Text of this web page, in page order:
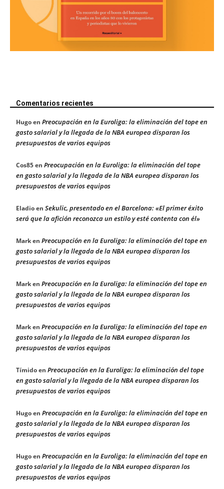
Comentarios recientes
Hugoen Preocupación en la Euroliga: la eliminación del tope en
gasto salarial y la llegada de la NBA europea disparan los
presupuestos de varios equipos
Cos85en Preocupación en la Euroliga: la eliminación del tope
en gasto salarial y la llegada de la NBA europea disparan los
presupuestos de varios equipos
Eladioen Sekulic, presentado en el Barcelona: «El primer éxito
será que la afición reconozca un estilo y esté contenta con él»
Marken Preocupación en la Euroliga: la eliminación del tope en
gasto salarial y la llegada de la NBA europea disparan los
presupuestos de varios equipos
Marken Preocupación en la Euroliga: la eliminación del tope en
gasto salarial y la llegada de la NBA europea disparan los
presupuestos de varios equipos
Marken Preocupación en la Euroliga: la eliminación del tope en
gasto salarial y la llegada de la NBA europea disparan los
presupuestos de varios equipos
Tímidoen Preocupación en la Euroliga: la eliminación del tope
en gasto salarial y la llegada de la NBA europea disparan los
presupuestos de varios equipos
Hugoen Preocupación en la Euroliga: la eliminación del tope en
gasto salarial y la llegada de la NBA europea disparan los
presupuestos de varios equipos
Hugoen Preocupación en la Euroliga: la eliminación del tope en
gasto salarial y la llegada de la NBA europea disparan los
presupuestos de varios equipos